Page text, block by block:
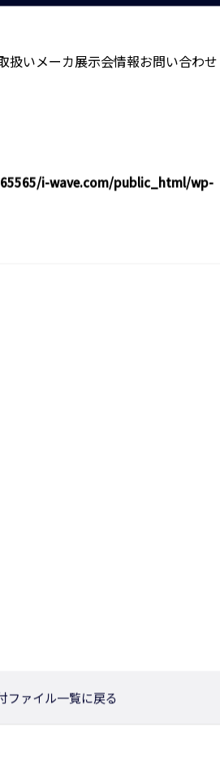
扱いメーカ展示会情報お問い合わせ
i-wave.com/public_html/wp-
ファイル一覧に戻る